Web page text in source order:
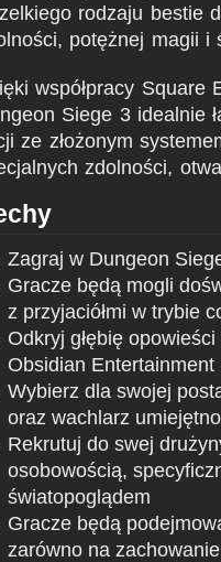
rodzaju bestie
potężnej magii i
współpracy Square
Siege 3 idealnie
ze złożonym
zdolności,
Zagraj w Dungeon
Gracze będą mogli
z przyjaciółmi w trybie
Odkryj głębię
Obsidian Entertainment
Wybierz dla swojej
oraz wachlarz
Rekrutuj do swej
osobowością,
światopoglądem
Gracze będą
zarówno na